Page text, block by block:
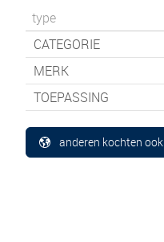
type
CATEGORIE
MERK
TOEPASSING
anderen kochten ook